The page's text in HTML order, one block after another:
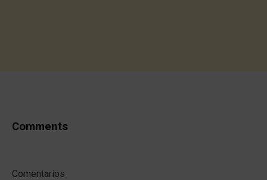
Comments
Comentarios